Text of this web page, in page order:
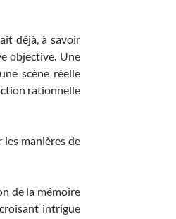
déjà, à savoir
objective. Une
scène réelle
rationnelle
manières de
de la mémoire
intrigue